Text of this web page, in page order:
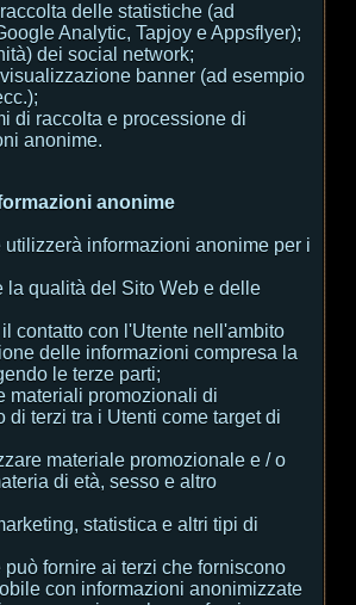
delle statistiche (ad
Analytic, Tapjoy e Appsflyer);
dei social network;
banner (ad esempio
di raccolta e processione di
anonime.
anonime
utilizzerà informazioni anonime per i
la qualità del Sito Web e delle
contatto con l'Utente nell'ambito
delle informazioni compresa la
le terze parti;
materiali promozionali di
di terzi tra i Utenti come target di
materiale promozionale e / o
di età, sesso e altro
statistica e altri tipi di
può fornire ai terzi che forniscono
con informazioni anonimizzate